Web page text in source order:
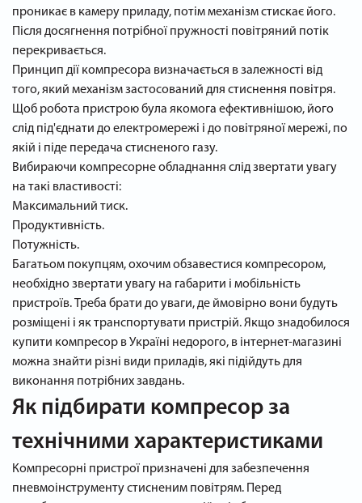
проникає в камеру приладу, потім механізм стискає його.
Після досягнення потрібної пружності повітряний потік
перекривається.
Принцип дії компресора визначається в залежності від
того, який механізм застосований для стиснення повітря.
Щоб робота пристрою була якомога ефективнішою, його
слід під'єднати до електромережі і до повітряної мережі, по
якій і піде передача стисненого газу.
Вибираючи компресорне обладнання слід звертати увагу
на такі властивості:
Максимальний тиск.
Продуктивність.
Потужність.
Багатьом покупцям, охочим обзавестися компресором,
необхідно звертати увагу на габарити і мобільність
пристроїв. Треба брати до уваги, де ймовірно вони будуть
розміщені і як транспортувати пристрій. Якщо знадобилося
купити компресор в Україні недорого, в інтернет-магазині
можна знайти різні види приладів, які підійдуть для
виконання потрібних завдань.
Як підбирати компресор за
технічними характеристиками
Компресорні пристрої призначені для забезпечення
пневмоінструменту стисненим повітрям. Перед